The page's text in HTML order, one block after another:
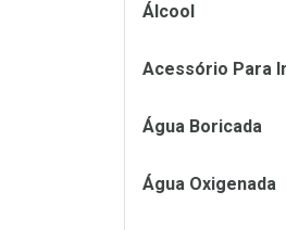
Álcool
Acessório Para
Água Boricada
Água Oxigenada